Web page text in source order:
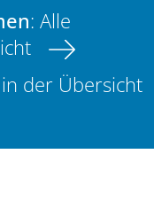
: Alle
der Übersicht